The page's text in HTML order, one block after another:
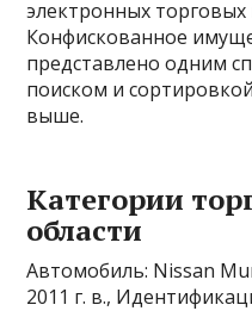
электронных
Конфискованное
представлено одним
поиском и
выше.
Категории
области
Автомобиль: Nissan
2011 г. в.,